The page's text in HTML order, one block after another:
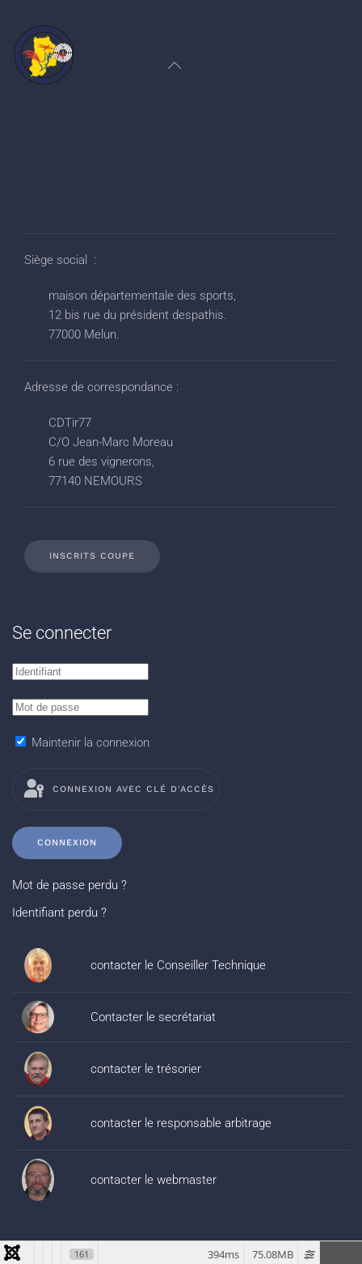
Siège social :
maison départementale des sports,
12 bis rue du président despathis.
77000 Melun.
Adresse de correspondance :
CDTir77
C/O Jean-Marc Moreau
6 rue des vignerons,
77140 NEMOURS
INSCRITS COUPE
Se connecter
Maintenir la connexion
CONNEXION AVEC CLÉ D'ACCÈS
CONNEXION
Mot de passe perdu ?
Identifiant perdu ?
contacter le Conseiller Technique
Contacter le secrétariat
contacter le trésorier
contacter le responsable arbitrage
contacter le webmaster
161 75.08MB
394ms